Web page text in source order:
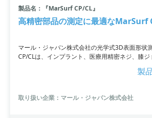
製品名：『MarSurf CP/CL』
高精密部品の測定に最適なMarSurf
マール・ジャパン株式会社の光学式3D表面形状
CP/CLは、インプラント、医療用精密ネジ、膝ジ
ト、尿管ステントなどの医療用高精密部品の測
ISO準拠の測定項目に対応し、キズ、寸法、表
ができます。個別の測定事例についても、対応可
製
取り扱い企業：マール・ジャパン株式会社